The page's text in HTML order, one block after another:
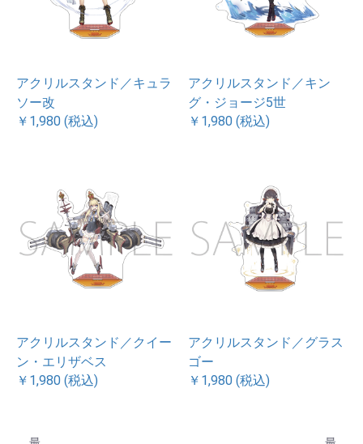
アクリルスタンド／キュラ
ソー改
￥1,980 (税込)
アクリルスタンド／キン
グ・ジョージ5世
￥1,980 (税込)
アクリルスタンド／クイー
ン・エリザベス
￥1,980 (税込)
アクリルスタンド／グラス
ゴー
￥1,980 (税込)